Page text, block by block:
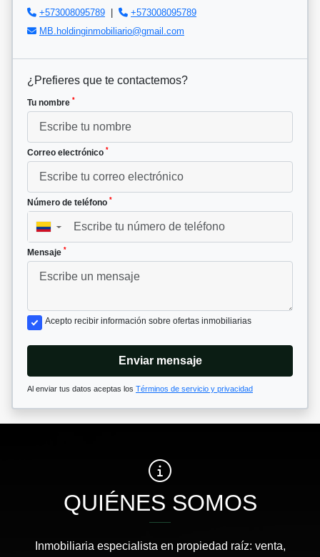
+573008095789 |
+573008095789
MB.holdinginmobiliario@gmail.com
¿Prefieres que te contactemos?
Tu nombre *
Correo electrónico *
Número de teléfono *
▼
Mensaje *
Acepto recibir información sobre ofertas inmobiliarias
Enviar mensaje
Al enviar tus datos aceptas los Términos de servicio y privacidad
QUIÉNES SOMOS
Inmobiliaria especialista en propiedad raíz: venta,